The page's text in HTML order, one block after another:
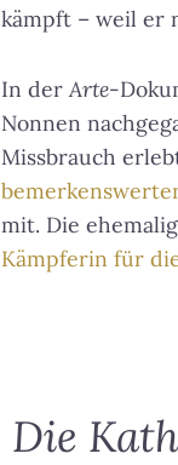
kämpft – weil er
In derArte-
Nonnen
Missbrauch
mit. Die
Kämpferin für
Die